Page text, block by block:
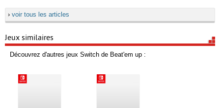
› voir tous les articles
Jeux similaires
Découvrez d'autres jeux Switch de Beat'em up :